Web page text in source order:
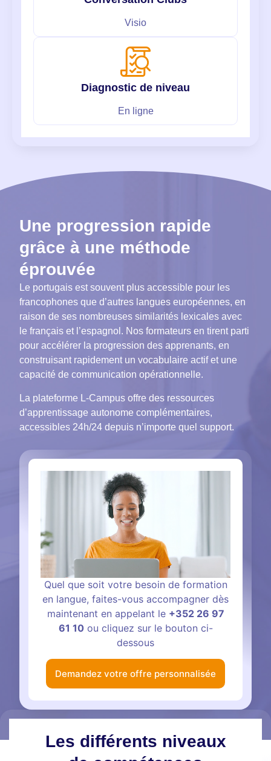
Visio
Diagnostic de niveau
En ligne
Une progression rapide
grâce à une méthode
éprouvée
Le portugais est souvent plus accessible pour les
francophones que d’autres langues européennes, en
raison de ses nombreuses similarités lexicales avec
le français et l’espagnol. Nos formateurs en tirent parti
pour accélérer la progression des apprenants, en
construisant rapidement un vocabulaire actif et une
capacité de communication opérationnelle.
La plateforme L-Campus offre des ressources
d’apprentissage autonome complémentaires,
accessibles 24h/24 depuis n’importe quel support.
Quel que soit votre besoin de formation
en langue, faites-vous accompagner dès
maintenant en appelant le +352 26 97
61 10ou cliquez sur le bouton ci-
dessous
Demandez votre offre personnalisée
Les différents niveaux